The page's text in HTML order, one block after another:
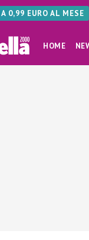
0,99 EURO AL MESE
HOME